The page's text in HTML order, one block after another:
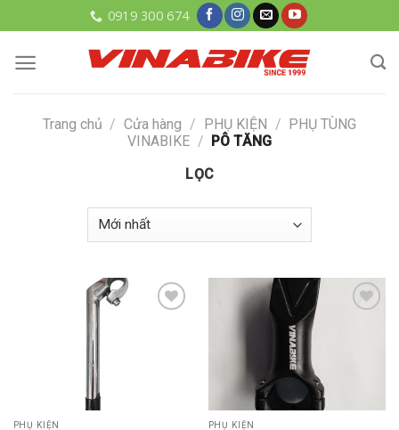
to
content
0919 300 674
Trang chủ / Cửa hàng / PHỤ KIỆN / PHỤ TÙNG
VINABIKE / PÔ TĂNG
LỌC
PHỤ KIỆN PHỤ KIỆN